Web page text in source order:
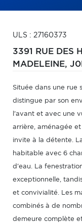
ULS : 27160373
3391 RUE DES
MADELEINE,
Située dans une rue
distingue par son
l'avant et avec une
arrière, aménagée
invite à la détente.
habitable avec 6
d'eau. La
exceptionnelle,
et convivialité. Les
combinés à de
demeure complète